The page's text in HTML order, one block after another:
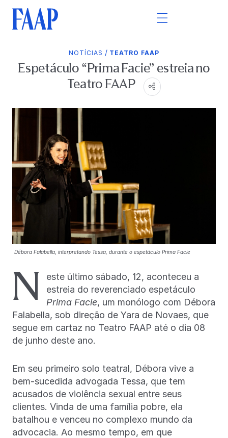
NOTÍCIAS / TEATRO FAAP
Espetáculo “Prima Facie” estreia no
Teatro FAAP
Débora Falabella, interpretando Tessa, durante o espetáculo Prima Facie
N
este último sábado, 12, aconteceu a
estreia do reverenciado espetáculo
Prima Facie, um monólogo com Débora
Falabella, sob direção de Yara de Novaes, que
segue em cartaz no Teatro FAAP até o dia 08
de junho deste ano.
Em seu primeiro solo teatral, Débora vive a
bem-sucedida advogada Tessa, que tem
acusados de violência sexual entre seus
clientes. Vinda de uma família pobre, ela
batalhou e venceu no complexo mundo da
advocacia. Ao mesmo tempo, em que